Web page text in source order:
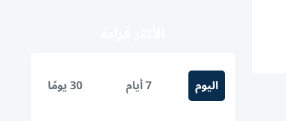
اليوم 7 أيام 30 يومًا